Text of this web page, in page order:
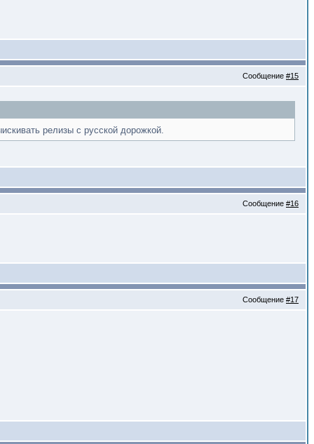
Сообщение #15
релизы с русской дорожкой.
Сообщение #16
Сообщение #17